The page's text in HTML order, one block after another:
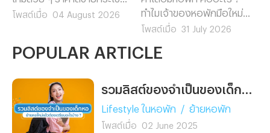
แต่งตามง่ายไม่ต้องรีโนเวท
คอมให้ดูโปรในงบสุดคุ้ม
โพสต์เมื่อ 04 August 2026
ทำไมเจ้าของหอพักมือใหม่
ต้องรู้ก่อนยื่นภาษี พร้อมวิธี
กฎหมาย และตัวอย่างจริงที่
เลย
โพสต์เมื่อ 31 July 2026
POPULAR ARTICLE
Lifestyle ในหอพัก / ย้ายหอพัก
โพสต์เมื่อ 02 June 2025